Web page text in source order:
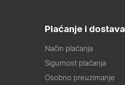
Plaćanje i dostava
Način plaćanja
Sigurnost plaćanja
Osobno preuzimanje